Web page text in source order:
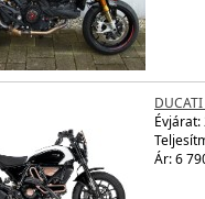
Évjárat:
Ár: 6